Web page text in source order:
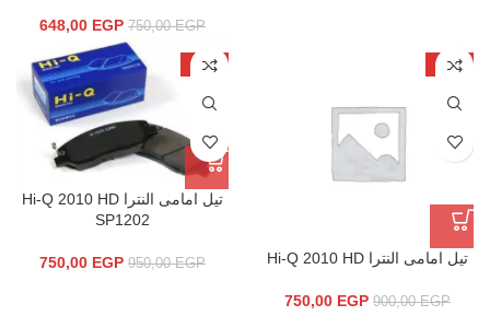
750,00EGP
648,00 EGP
-17%
تيل امامى النترا Hi-Q 2010 HD
900,00EGP
750,00 EGP
-21%
تيل امامى النترا Hi-Q 2010 HD
SP1202
950,00EGP
750,00 EGP